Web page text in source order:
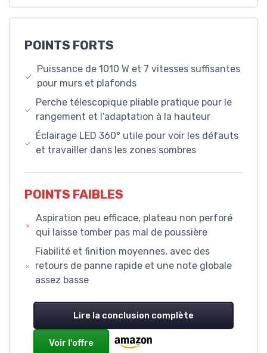
POINTS FORTS
Puissance de 1010 W et 7 vitesses suffisantes
pour murs et plafonds
Perche télescopique pliable pratique pour le
rangement et l’adaptation à la hauteur
Éclairage LED 360° utile pour voir les défauts
et travailler dans les zones sombres
POINTS FAIBLES
Aspiration peu efficace, plateau non perforé
qui laisse tomber pas mal de poussière
Fiabilité et finition moyennes, avec des
retours de panne rapide et une note globale
assez basse
Lire la conclusion complète
Voir l'offre